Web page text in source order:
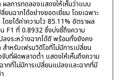
ลการทดลองแสดงให้เห็นว่าแบบ
ยนฉากได้อย่างยอดเยี่ยม โดยเฉพาะ
ดยได้ค่าความไว 85.11% อัตราผล
F1 ที่ 0.8932 ซึ่งบ่งชี้ถึงความ
ลงระหว่างฉากได้ดี พร้อมทั้งยังคง
ำหรับเฟรมวิดีโอที่ไม่มีการเปลี่ยน
จับที่ผิดพลาดต่ำ แสดงให้เห็นถึงความ
ากที่ไม่มีการเปลี่ยนแปลงและฉากที่มี